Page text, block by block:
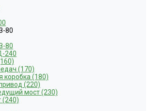
80
80
240
(170)
коробка (180)
(220)
мост (230)
(240)